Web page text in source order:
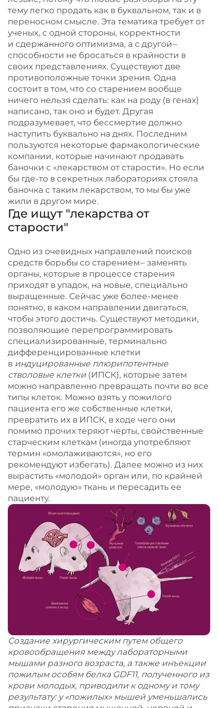
тему легко продать как в буквальном, так и в
переносном смысле. Эта тематика требует от
ученых, с одной стороны, корректности
и сдержанного оптимизма, а с другой – ​
способности не бросаться в крайности в
своих представлениях. Существуют две
противоположные точки зрения. Одна
состоит в том, что со старением вообще
ничего нельзя сделать: как на роду (в генах)
написано, так оно и будет. Другая
подразумевает, что бессмертие должно
наступить буквально на днях. Последним
пользуются некоторые фармакологические
компании, которые начинают продавать
баночки с «лекарством от старости». Но если
бы где-то в секретных лабораториях стояла
баночка с таким лекарством, то мы бы уже
жили в другом мире.
Где ищут "лекарства от
старости"
Одно из очевидных направлений поисков
средств борьбы со старением – ​заменять
органы, которые в процессе старения
приходят в упадок, на новые, специально
выращенные. Сейчас уже более-менее
понятно, в каком направлении двигаться,
чтобы этого достичь. Существуют методики,
позволяющие перепрограммировать
специализированные, терминально
дифференцированные клетки
в индуцированные плюрипотентные
стволовые клетки (ИПСК), которые затем
можно направленно превращать почти во все
типы клеток. Можно взять у пожилого
пациента его же собственные клетки,
превратить их в ИПСК, в ходе чего они
помимо прочих теряют черты, свойственные
старческим клеткам (иногда употребляют
термин «омолаживаются», но его
рекомендуют избегать). Далее можно из них
вырастить «молодой» орган или, по крайней
мере, «молодую» ткань и пересадить ее
пациенту.
Создание хирургическим путем общего
кровообращения между лабораторными
мышами разного возраста, а также инъекции
пожилым особям белка GDF11, полученного из
крови молодых, приводили к одному и тому
результату: у «пожилых» мышей уменьшались